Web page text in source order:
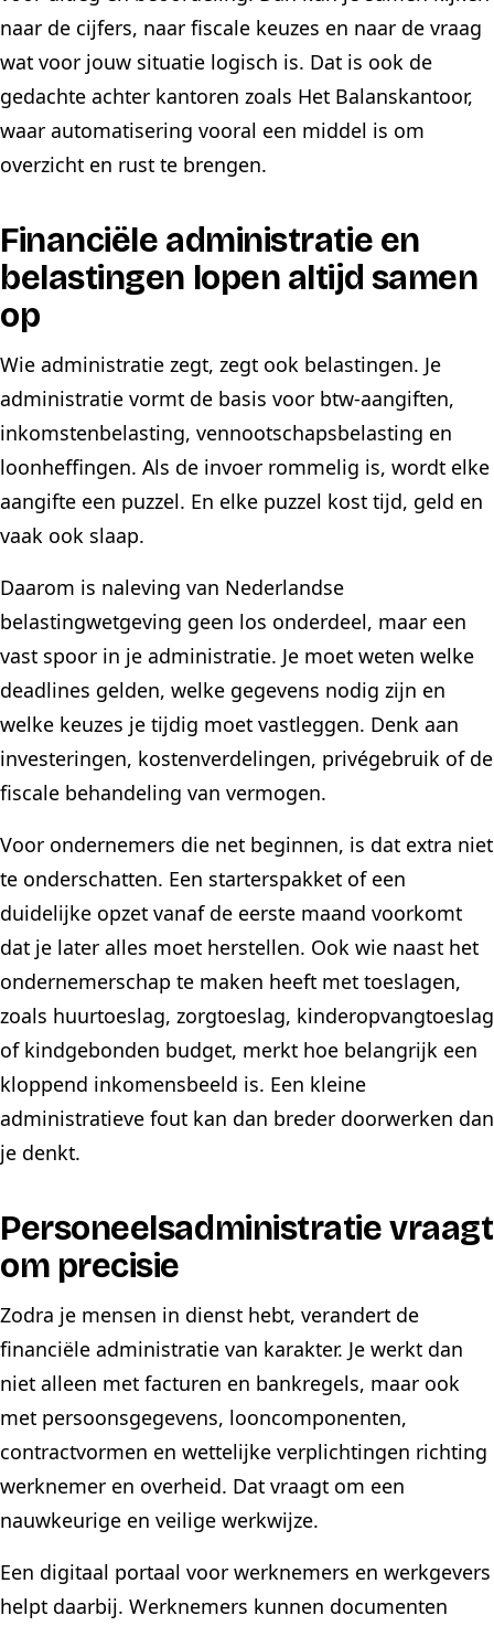
naar de cijfers, naar fiscale keuzes en naar de vraag
wat voor jouw situatie logisch is. Dat is ook de
gedachte achter kantoren zoals Het Balanskantoor,
waar automatisering vooral een middel is om
overzicht en rust te brengen.
Financiële administratie en
belastingen lopen altijd samen
op
Wie administratie zegt, zegt ook belastingen. Je
administratie vormt de basis voor btw-aangiften,
inkomstenbelasting, vennootschapsbelasting en
loonheffingen. Als de invoer rommelig is, wordt elke
aangifte een puzzel. En elke puzzel kost tijd, geld en
vaak ook slaap.
Daarom is naleving van Nederlandse
belastingwetgeving geen los onderdeel, maar een
vast spoor in je administratie. Je moet weten welke
deadlines gelden, welke gegevens nodig zijn en
welke keuzes je tijdig moet vastleggen. Denk aan
investeringen, kostenverdelingen, privégebruik of de
fiscale behandeling van vermogen.
Voor ondernemers die net beginnen, is dat extra niet
te onderschatten. Een starterspakket of een
duidelijke opzet vanaf de eerste maand voorkomt
dat je later alles moet herstellen. Ook wie naast het
ondernemerschap te maken heeft met toeslagen,
zoals huurtoeslag, zorgtoeslag, kinderopvangtoeslag
of kindgebonden budget, merkt hoe belangrijk een
kloppend inkomensbeeld is. Een kleine
administratieve fout kan dan breder doorwerken dan
je denkt.
Personeelsadministratie vraagt
om precisie
Zodra je mensen in dienst hebt, verandert de
financiële administratie van karakter. Je werkt dan
niet alleen met facturen en bankregels, maar ook
met persoonsgegevens, looncomponenten,
contractvormen en wettelijke verplichtingen richting
werknemer en overheid. Dat vraagt om een
nauwkeurige en veilige werkwijze.
Een digitaal portaal voor werknemers en werkgevers
helpt daarbij. Werknemers kunnen documenten